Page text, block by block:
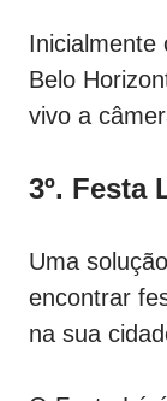
Inicialmente
Belo
vivo a
3º. Festa
Uma
encontrar
na sua